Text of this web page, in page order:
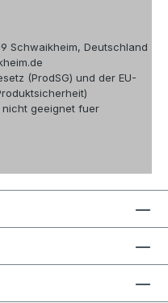
Schwaikheim, Deutschland
(ProdSG) und der EU-
nicht geeignet fuer